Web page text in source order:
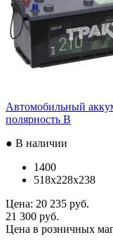
Автомобильный
полярность B
● В наличии
1400
518x228x238
Цена: 20 235 руб.
21 300 руб.
Цена в розничных